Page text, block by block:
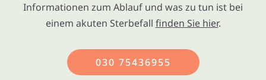
Informationen zum Ablauf und was zu tun ist bei
einem akuten Sterbefall finden Sie hier.
030 75436955